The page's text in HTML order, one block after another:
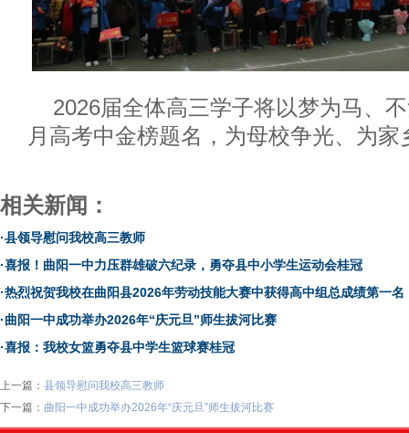
2026届全体高三学子将以梦为马、
月高考中金榜题名，为母校争光、为家
相关新闻：
·县领导慰问我校高三教师
·喜报！曲阳一中力压群雄破六纪录，勇夺县中小学生运动会桂冠
·热烈祝贺我校在曲阳县2026年劳动技能大赛中获得高中组总成绩第一名
·曲阳一中成功举办2026年“庆元旦”师生拔河比赛
·喜报：我校女篮勇夺县中学生篮球赛桂冠
上一篇： 县领导慰问我校高三教师
下一篇： 曲阳一中成功举办2026年“庆元旦”师生拔河比赛